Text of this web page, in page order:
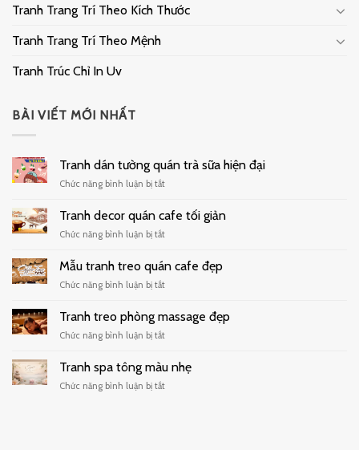
Tranh Trang Trí Theo Kích Thước
Tranh Trang Trí Theo Mệnh
Tranh Trúc Chỉ In Uv
BÀI VIẾT MỚI NHẤT
Tranh dán tường quán trà sữa hiện đại
Chức năng bình luận bị tắtở
dán
tường
quán
sữa
đại
Tranh decor quán cafe tối giản
Chức năng bình luận bị tắtở
decor
quán
cafe
giản
Mẫu tranh treo quán cafe đẹp
Chức năng bình luận bị tắtở
treo
quán
đẹp
Tranh treo phòng massage đẹp
Chức năng bình luận bị tắtở
treo
phòng
massage
Tranh spa tông màu nhẹ
Chức năng bình luận bị tắtở